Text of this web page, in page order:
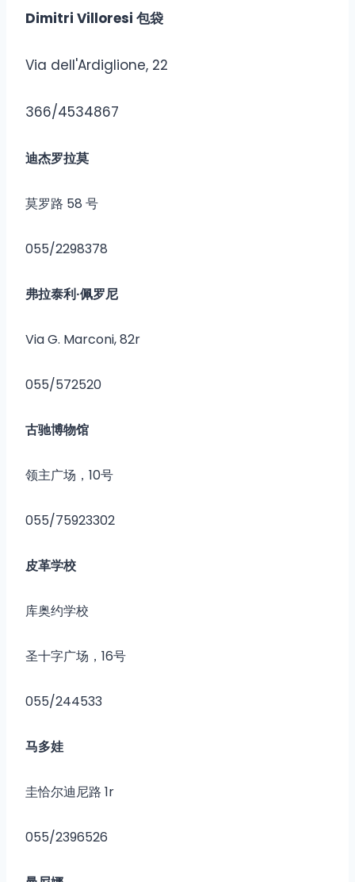
Dimitri Villoresi 包袋
Via dell'Ardiglione, 22
366/4534867
迪杰罗拉莫
莫罗路 58 号
055/2298378
弗拉泰利·佩罗尼
Via G. Marconi, 82r
055/572520
古驰博物馆
领主广场，10号
055/75923302
皮革学校
库奥约学校
圣十字广场，16号
055/244533
马多娃
圭恰尔迪尼路 1r
055/2396526